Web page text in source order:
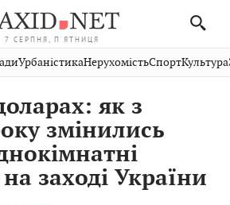
7 СЕРПНЯ, П'ЯТНИЦЯ
Публікації
Авто СловкоКультура
Кіно Дім Спорт
ФотоОсвітаНерухомість
Домашні
УрбаністикаНерухомістьСпортКультура
як з
змінились
заході України